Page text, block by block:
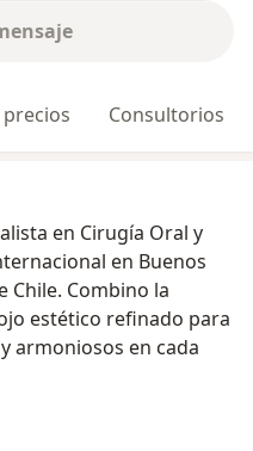
Consultorios
en Cirugía Oral y
en Buenos
Chile. Combino la
estético refinado para
armoniosos en cada